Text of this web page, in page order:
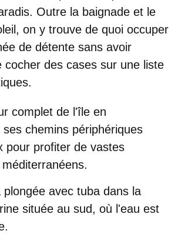
. Outre la baignade et le
on y trouve de quoi occuper
de détente sans avoir
cocher des cases sur une liste
complet de l'île en
chemins périphériques
pour profiter de vastes
plongée avec tuba dans la
située au sud, où l'eau est